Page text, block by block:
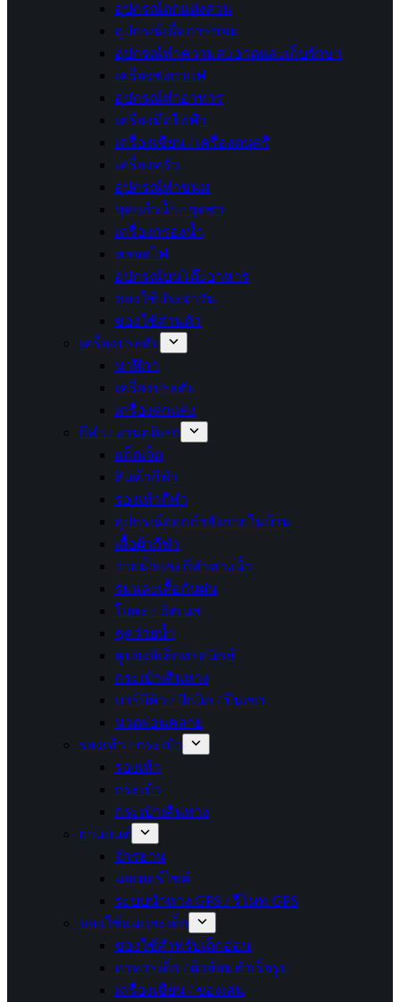
อุปกรณ์ตกแต่งสวน
อุปกรณ์เพื่อการซ่อม
อุปกรณ์ทำความสะอาดและเก็บรักษา
เครื่องชงกาแฟ
อุปกรณ์ทำอาหาร
เครื่องมือไฟฟ้า
เครื่องเขียน / เครื่องดนตรี
เครื่องครัว
อุปกรณ์ทำขนม
ชุดแก้วน้ำ / ชุดชา
เครื่องกรองน้ำ
หลอดไฟ
อุปกรณ์บนโต๊ะอาหาร
ของใช้ประจำวัน
ของใช้ส่วนตัว
เครื่องประดับ
นาฬิกา
เครื่องประดับ
เครื่องตกแต่ง
กีฬา / งานอดิเรก
แก็ดเจ็ต
สินค้ากีฬา
รองเท้ากีฬา
อุปกรณ์ออกกำลังกายในบ้าน
เสื้อผ้ากีฬา
ว่ายน้ำและกีฬาทางน้ำ
ร่มและเสื้อกันฝน
โยคะ / ฟิตเนส
ชุดว่ายน้ำ
คูปองอิเล็กทรอนิกส์
กระเป๋าเดินทาง
บาร์บีคิว / ปิกนิก / ปีนเขา
นวดผ่อนคลาย
รองเท้า / กระเป๋า
รองเท้า
กระเป๋า
กระเป๋าเดินทาง
ยานยนต์
จักรยาน
มอเตอร์ไซค์
ระบบนำทาง GPS / รีโมท GPS
ของใช้แม่และเด็ก
ของใช้สำหรับเด็กอ่อน
อาหารเด็ก / ผ้าอ้อมสำเร็จรูป
เครื่องเขียน / ของเล่น